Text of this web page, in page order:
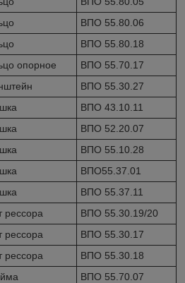
ВПО 55.80.06
ВПО 55.80.18
опорное
ВПО 55.70.17
ВПО 55.30.27
ВПО 43.10.11
ВПО 52.20.07
ВПО 55.10.28
ВПО55.37.01
ВПО 55.37.11
рессора
ВПО 55.30.19/20
рессора
ВПО 55.30.17
рессора
ВПО 55.30.18
ВПО 55.70.07